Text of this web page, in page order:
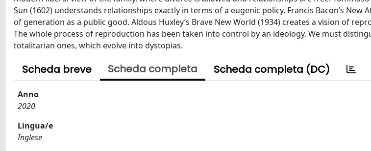
Sun (1602) understands relationships exactly in terms of a eugenic policy. Francis Bacon’s New
of generation as a public good. Aldous Huxley’s Brave New World (1934) creates a vision of
The whole process of reproduction has been taken into control by an ideology. We must
totalitarian ones, which evolve into dystopias.
Scheda breve Scheda completa Scheda completa (DC)
Anno
2020
Lingua/e
Inglese